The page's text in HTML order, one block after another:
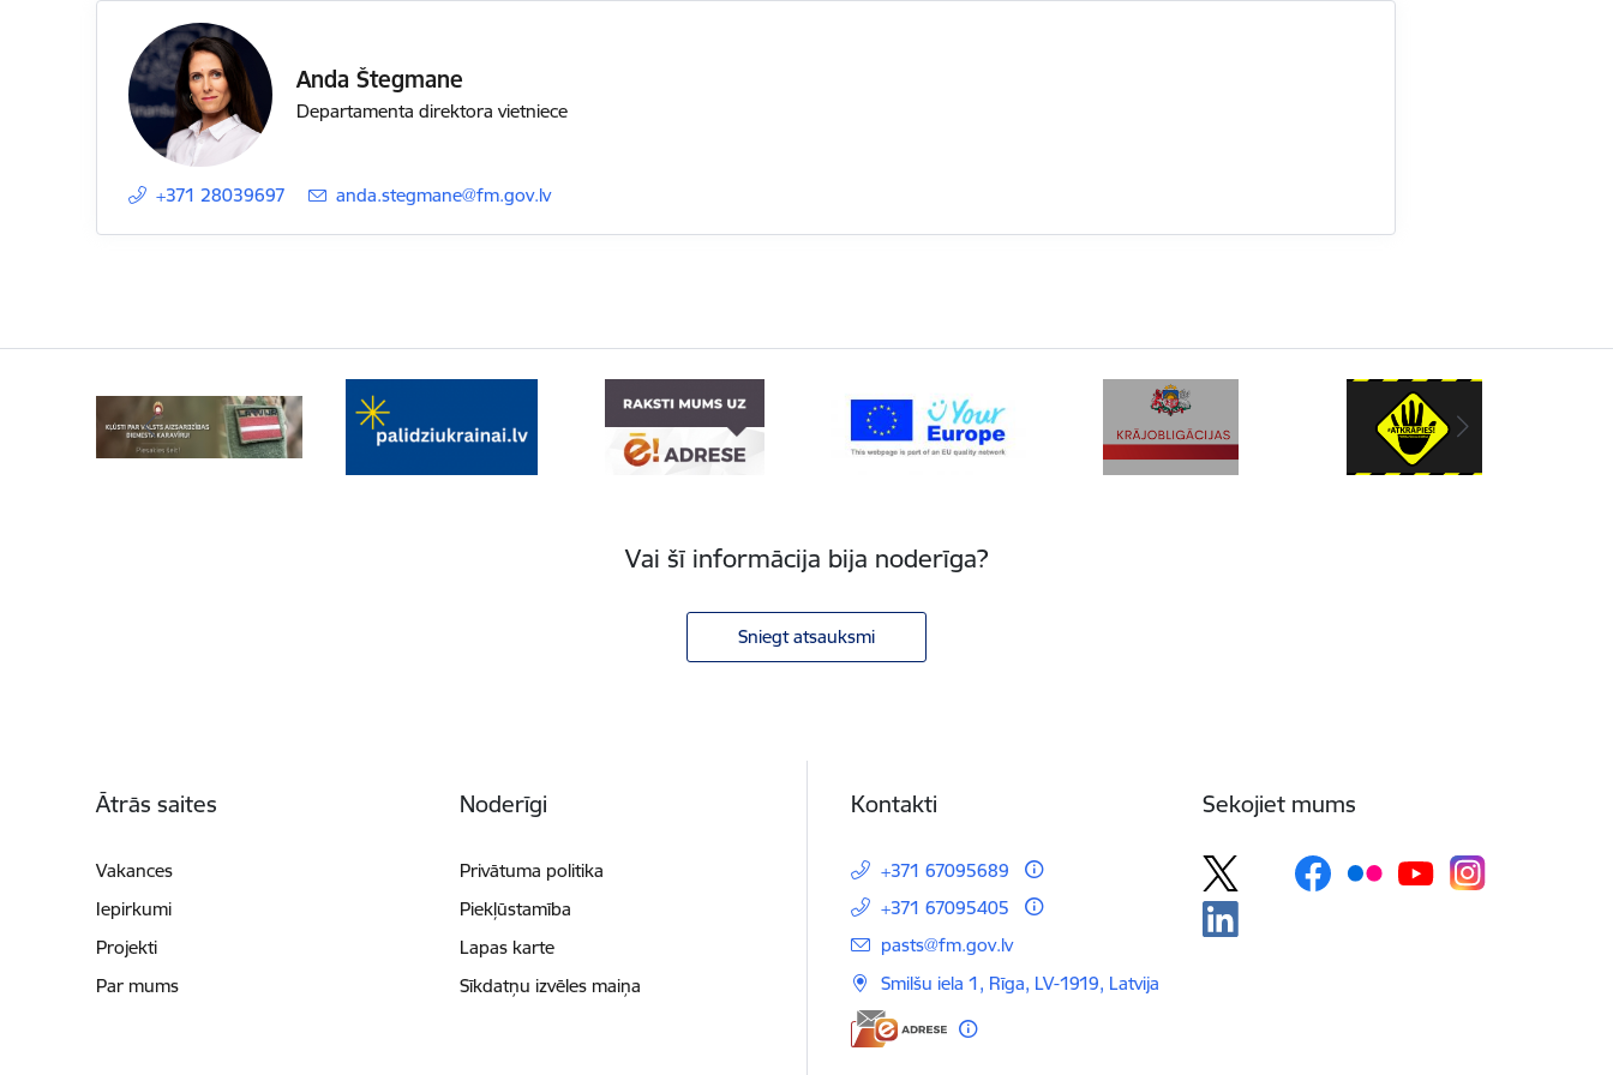
Anda Štegmane
Departamenta direktora vietniece
+371 28039697 E-pasts:
anda.stegmane@fm.gov.lv
Vai šī informācija bija noderīga?
Sniegt atsauksmi
Ātrās saites
Vakances
Iepirkumi
Projekti
Par mums
Noderīgi
Privātuma politika
Piekļūstamība
Lapas karte
Sīkdatņu izvēles maiņa
Kontakti
+371 67095689
+371 67095405
E-pasts:
pasts@fm.gov.lv
Smilšu iela 1, Rīga, LV-1919, Latvija
Sekojiet mums